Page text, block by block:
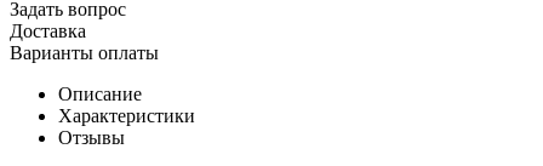
Задать вопрос
Доставка
Варианты оплаты
Описание
Характеристики
Отзывы